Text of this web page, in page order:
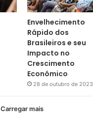
Envelhecimento
Rápido dos
Brasileiros e seu
Impacto no
Crescimento
Econômico
28 de outubro de 2023
Carregar mais